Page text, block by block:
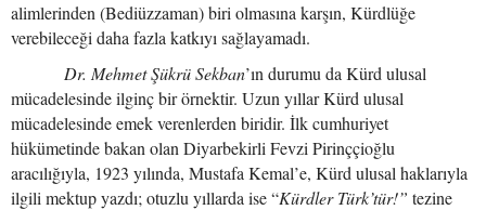
alimlerinden (Bediüzzaman) biri olmasına karşın, Kürdlüğe
verebileceği daha fazla katkıyı sağlayamadı.
Dr. Mehmet Şükrü Sekban’ın durumu da Kürd ulusal
mücadelesinde ilginç bir örnektir. Uzun yıllar Kürd ulusal
mücadelesinde emek verenlerden biridir. İlk cumhuriyet
hükümetinde bakan olan Diyarbekirli Fevzi Pirinççioğlu
aracılığıyla, 1923 yılında, Mustafa Kemal’e, Kürd ulusal haklarıyla
ilgili mektup yazdı; otuzlu yıllarda ise “Kürdler Türk’tür!” tezine